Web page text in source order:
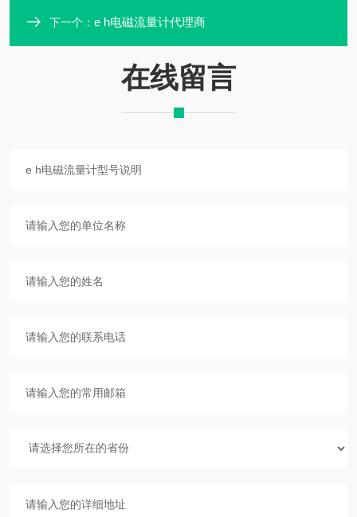
下一个： e h电磁流量计代理商
在线留言